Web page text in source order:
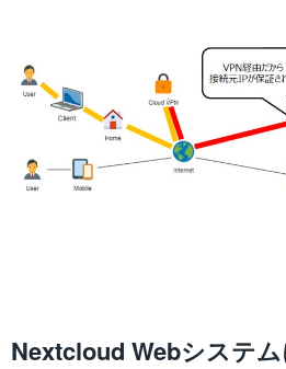
Nextcloud Webシステ